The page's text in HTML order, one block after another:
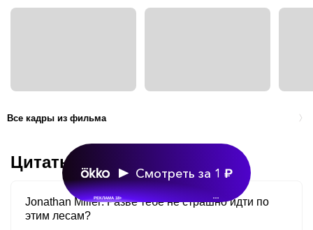
Все кадры из фильма
Цитаты
Jonathan Miller Разве тебе не страшно идти по
этим лесам?
РЕКЛАМА 18+ •••
Смотреть за 1